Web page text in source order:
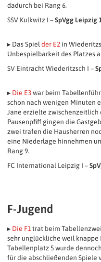
dadurch bei Rang 6.
SSV Kulkwitz I –SpVgg Leipzig
▸ Das Spiel der E2 in
Unbespielbarkeit des Platzes
SV Eintracht Wiederitzsch I –
▸ Die E3war beim
schon nach wenigen Minuten
Jane erzielte zwischenzeitlich
Pausenpfiff gingen die
zwei trafen die Hausherren
eine Niederlage hinnehmen
Rang 9.
FC International Leipzig I –
F-Jugend
▸ Die F1 trat beim
sehr unglückliche weil
Tabellenplatz 5 wurde
für die abschließenden Spiele